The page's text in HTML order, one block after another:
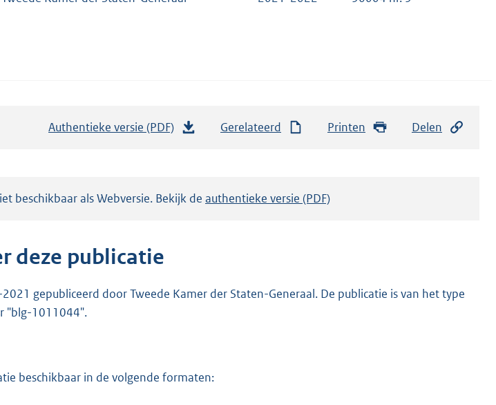
Authentieke versie (PDF)
a
r
Gerelateerd Printen Delen
beschikbaar als Webversie. Bekijk de authentieke versie (PDF)
deze publicatie
gepubliceerd door Tweede Kamer der Staten-Generaal. De publicatie is van het type
"blg-1011044".
beschikbaar in de volgende formaten: